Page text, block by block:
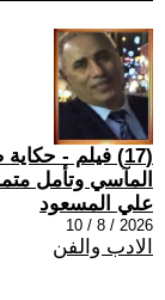
(17) فيلم -
المآسي وتأمل
علي المسعود
2026 / 8 / 10
الادب والفن